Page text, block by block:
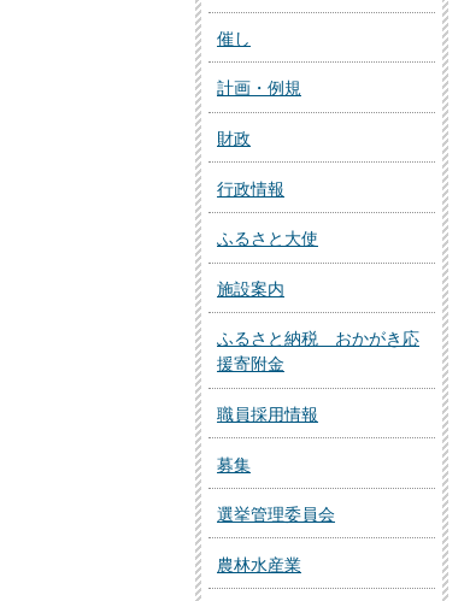
催し
計画・例規
財政
行政情報
ふるさと大使
施設案内
ふるさと納税 おかがき応
援寄附金
職員採用情報
募集
選挙管理委員会
農林水産業